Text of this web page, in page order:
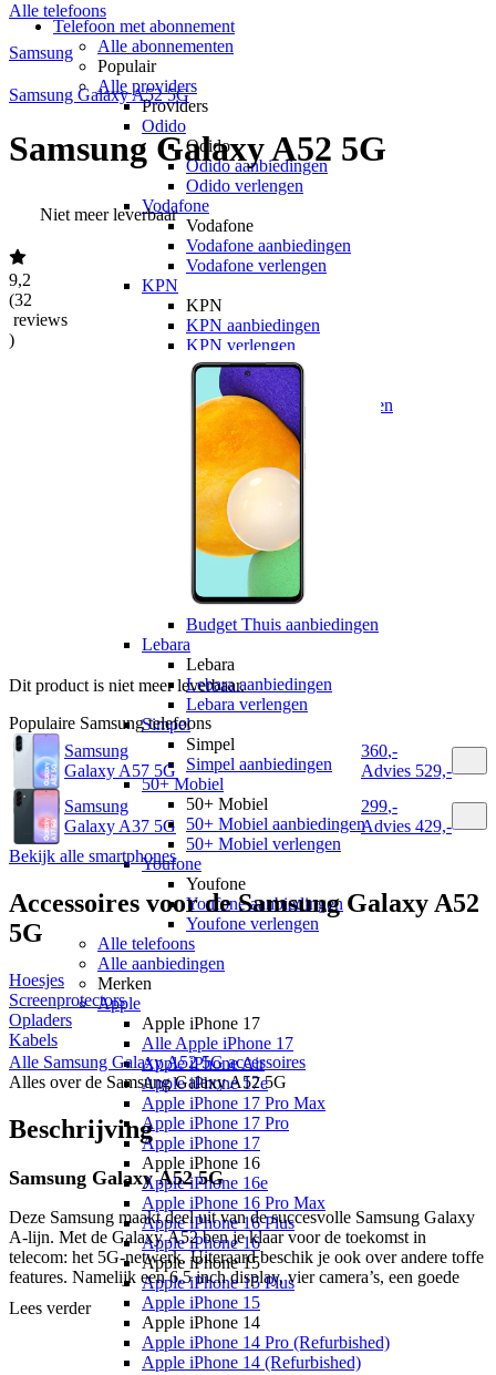
Telefoon met abonnement
Alle abonnementen
Populair
Alle providers
Providers
Odido
Odido
Odido aanbiedingen
Odido verlengen
Vodafone
Vodafone
Vodafone aanbiedingen
Vodafone verlengen
KPN
KPN
KPN aanbiedingen
KPN verlengen
hollandsnieuwe
hollandsnieuwe
hollandsnieuwe aanbiedingen
hollandsnieuwe verlengen
Ben
Ben aanbiedingen
Ben verlengen
Simyo
Simyo aanbiedingen
Budget Thuis
Budget Thuis aanbiedingen
Lebara
Lebara
Lebara aanbiedingen
Lebara verlengen
Simpel
Simpel
Simpel aanbiedingen
50+ Mobiel
50+ Mobiel
50+ Mobiel aanbiedingen
50+ Mobiel verlengen
Youfone
Youfone
Youfone aanbiedingen
Youfone verlengen
Alle telefoons
Alle aanbiedingen
Merken
Apple
Apple iPhone 17
Alle Apple iPhone 17
Apple iPhone Air
Apple iPhone 17e
Apple iPhone 17 Pro Max
Apple iPhone 17 Pro
Apple iPhone 17
Apple iPhone 16
Apple iPhone 16e
Apple iPhone 16 Pro Max
Apple iPhone 16 Plus
Apple iPhone 16
Apple iPhone 15
Apple iPhone 15 Plus
Apple iPhone 15
Apple iPhone 14
Apple iPhone 14 Pro (Refurbished)
Apple iPhone 14 (Refurbished)
Alle telefoons
Samsung
Samsung Galaxy A52 5G
Samsung Galaxy A52 5G
Niet meer leverbaar
9,2
(32
reviews
)
Dit product is niet meer leverbaar.
Populaire Samsungtelefoons
Samsung
Galaxy A57 5G
360,-
Advies 529,-
Samsung
Galaxy A37 5G
299,-
Advies 429,-
Bekijk alle smartphones
Accessoires voor deSamsung Galaxy A52
5G
Hoesjes
Screenprotectors
Opladers
Kabels
Alle Samsung Galaxy A52 5Gaccessoires
Alles over de Samsung Galaxy A52 5G
Beschrijving
Samsung Galaxy A52 5G
Deze Samsung maakt deel uit van de succesvolle Samsung Galaxy
A-lijn. Met de Galaxy A52 ben je klaar voor de toekomst in
telecom: het 5G-netwerk. Uiteraard beschik je ook over andere toffe
features. Namelijk een 6.5 inch display, vier camera’s, een goede
batterij, een vingerafdrukscanner én gezichtsherkenning.
Quad-camera
Lees verder